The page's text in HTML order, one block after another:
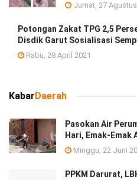
Jumat, 27
Potongan Zakat TPG 2,5
Disdik Garut Sosialisasi
Rabu, 28 April 2021
Kabar Daerah
Pasokan Air
Hari, Emak-
Minggu, 22 Juni
PPKM Darurat,